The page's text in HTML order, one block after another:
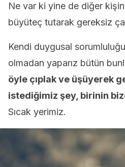
Ne var ki yine de diğer
büyüteç tutarak gereksiz
Kendi duygusal
olmadan yaparız bütün
öyle çıplak ve üşüyerek
istediğimiz şey, birinin
Sıcak yerimiz.